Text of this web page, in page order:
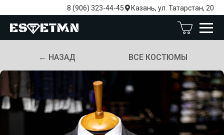
8 (906) 323-44-45 Казань, ул. Татарстан, 20
ВСЕ КОСТЮМЫ
← НАЗАД